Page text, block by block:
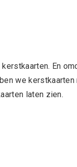
En
we
laten zien.